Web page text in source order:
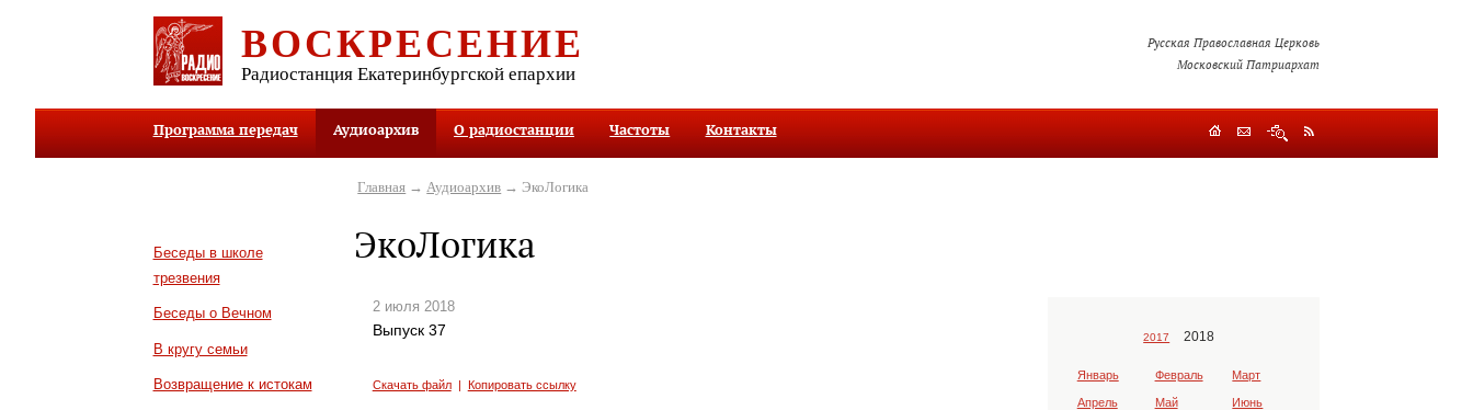
ВОСКРЕСЕНИЕ
Радиостанция Екатеринбургской епархии
Русская Православная Церковь
Московский Патриархат
Программа передач Аудиоархив О радиостанции Частоты Контакты
Беседы в школе
трезвения
Беседы о Вечном
В кругу семьи
Возвращение к истокам
Главная → Аудиоархив → ЭкоЛогика
ЭкоЛогика
2 июля 2018
Выпуск 37
Скачать файл| Копировать ссылку
2017 2018
Январь Февраль Март
Апрель Май Июнь